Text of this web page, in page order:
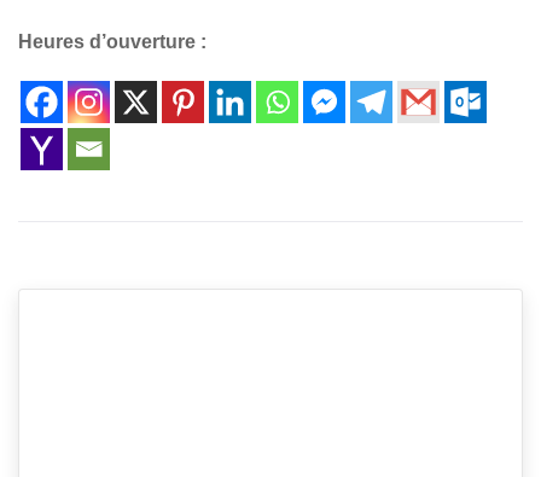
Heures d’ouverture :